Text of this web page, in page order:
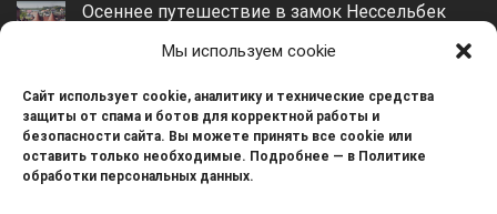
Мы используем cookie
Сайт использует cookie, аналитику и технические средства
защиты от спама и ботов для корректной работы и
безопасности сайта. Вы можете принять все cookie или
оставить только необходимые. Подробнее — в Политике
обработки персональных данных.
to
Castle
Осеннее путешествие в замок Нессельбек
Осеннее
в
замок
Нессельбек
Comments Off
Yantarny:
the
beach
Guryevsk: an ideal place for rest and living
Comments Offon